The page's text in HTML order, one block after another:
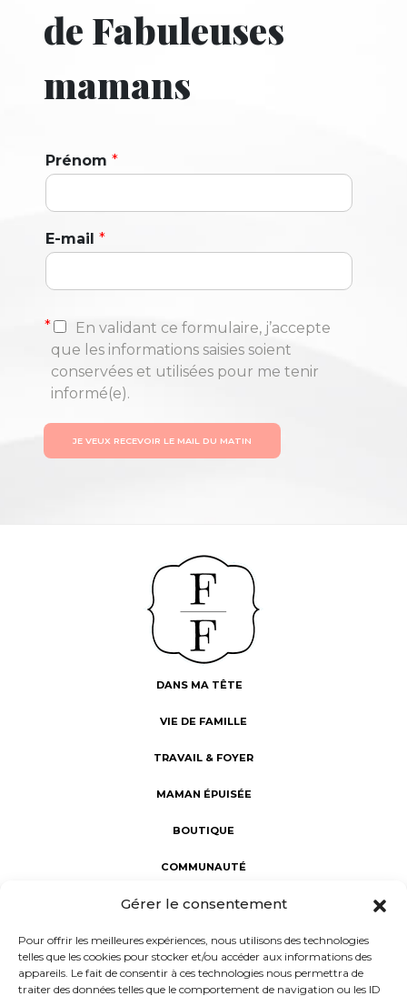
Gérer le consentement
Pour offrir les meilleures expériences, nous utilisons des technologies
telles que les cookies pour stocker et/ou accéder aux informations des
appareils. Le fait de consentir à ces technologies nous permettra de
traiter des données telles que le comportement de navigation ou les ID
de Fabuleuses
mamans
Prénom *
E-mail *
*
En validant ce formulaire, j’accepte
que les informations saisies soient
conservées et utilisées pour me tenir
informé(e).
JE VEUX RECEVOIR LE MAIL DU MATIN
DANS MA TÊTE
VIE DE FAMILLE
TRAVAIL & FOYER
MAMAN ÉPUISÉE
BOUTIQUE
COMMUNAUTÉ
Fabuleuses au foyer : révéler la Fabuleuse en chaque maman.
des mamans. Notre mission : porter un regard sincère sur la
maternité à l'intérieur et à l'extérieur du foyer, rejoindre les
femmes dans leur vie réelle et non rêvée, et donner la parole